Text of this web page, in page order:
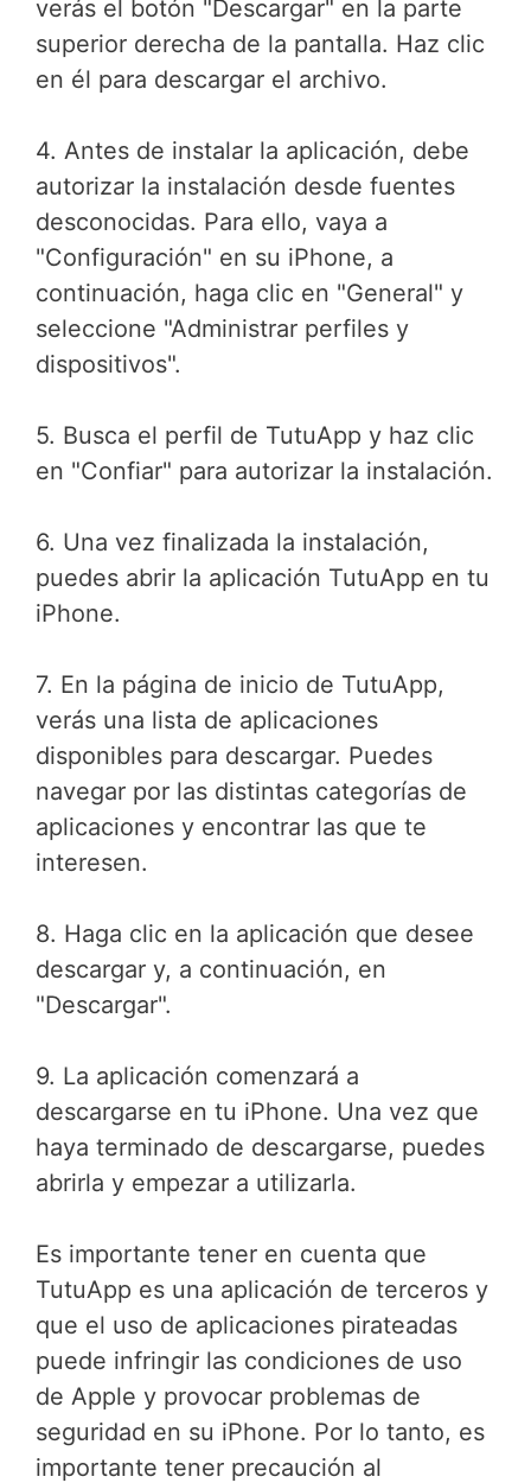
verás el botón "Descargar" en la parte
superior derecha de la pantalla. Haz clic
en él para descargar el archivo.
4. Antes de instalar la aplicación, debe
autorizar la instalación desde fuentes
desconocidas. Para ello, vaya a
"Configuración" en su iPhone, a
continuación, haga clic en "General" y
seleccione "Administrar perfiles y
dispositivos".
5. Busca el perfil de TutuApp y haz clic
en "Confiar" para autorizar la instalación.
6. Una vez finalizada la instalación,
puedes abrir la aplicación TutuApp en tu
iPhone.
7. En la página de inicio de TutuApp,
verás una lista de aplicaciones
disponibles para descargar. Puedes
navegar por las distintas categorías de
aplicaciones y encontrar las que te
interesen.
8. Haga clic en la aplicación que desee
descargar y, a continuación, en
"Descargar".
9. La aplicación comenzará a
descargarse en tu iPhone. Una vez que
haya terminado de descargarse, puedes
abrirla y empezar a utilizarla.
Es importante tener en cuenta que
TutuApp es una aplicación de terceros y
que el uso de aplicaciones pirateadas
puede infringir las condiciones de uso
de Apple y provocar problemas de
seguridad en su iPhone. Por lo tanto, es
importante tener precaución al